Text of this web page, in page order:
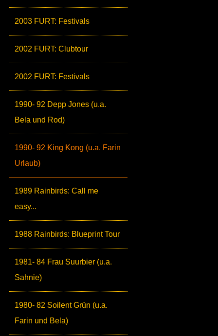
2003 FURT: Festivals
2002 FURT: Clubtour
2002 FURT: Festivals
1990- 92 Depp Jones (u.a.
Bela und Rod)
1990- 92 King Kong (u.a. Farin
Urlaub)
1989 Rainbirds: Call me
easy...
1988 Rainbirds: Blueprint Tour
1981- 84 Frau Suurbier (u.a.
Sahnie)
1980- 82 Soilent Grün (u.a.
Farin und Bela)